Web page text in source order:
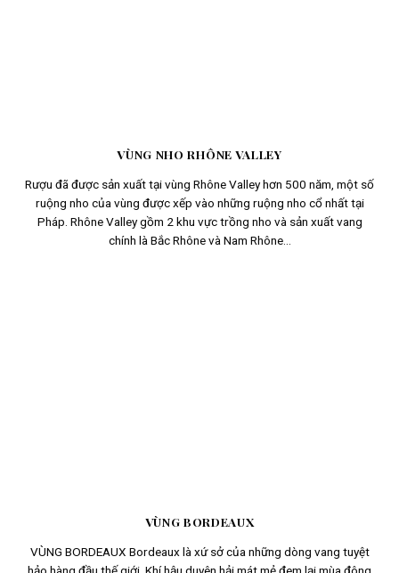
VÙNG NHO RHÔNE VALLEY
Rượu đã được sản xuất tại vùng Rhône Valley hơn 500 năm, một số
ruộng nho của vùng được xếp vào những ruộng nho cổ nhất tại
Pháp. Rhône Valley gồm 2 khu vực trồng nho và sản xuất vang
chính là Bắc Rhône và Nam Rhône...
VÙNG BORDEAUX
VÙNG BORDEAUX Bordeaux là xứ sở của những dòng vang tuyệt